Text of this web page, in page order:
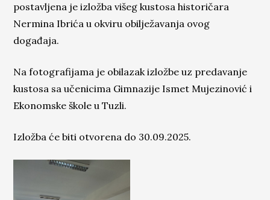
postavljena je izložba višegkustosa historičara
Nermina Ibrića u okviru obilježavanja ovog
događaja.
Na fotografijama je obilazak izložbe uz predavanje
kustosa sa učenicima Gimnazije Ismet Mujezinović i
Ekonomske škole u Tuzli.
Izložba će biti otvorena do 30.09.2025.